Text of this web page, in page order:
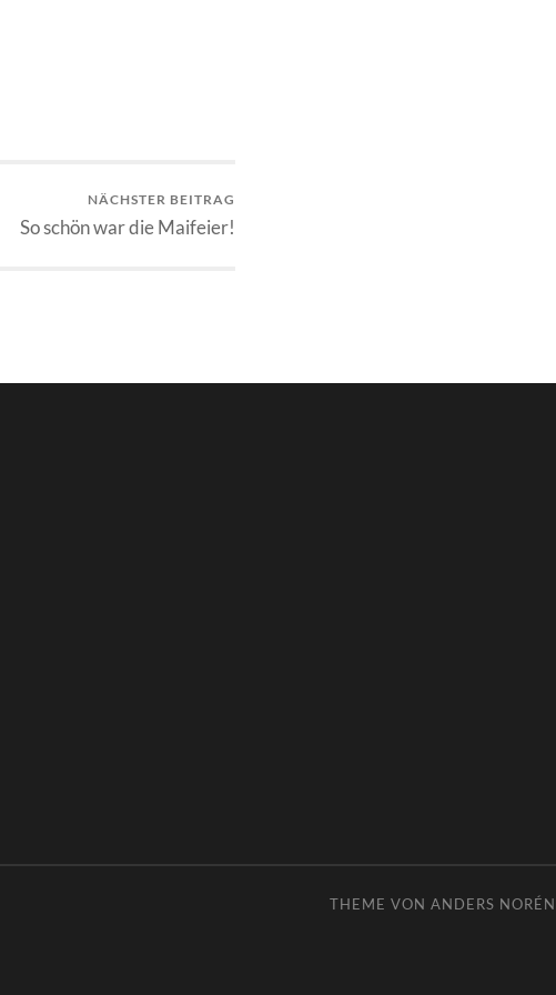
NÄCHSTER BEITRAG
So schön war die Maifeier!
THEME VON ANDERS NORÉN